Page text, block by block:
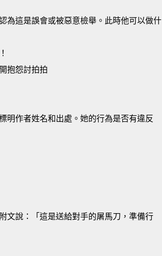
為這是誤會或被惡意檢舉。此時他可以做什
抱怨討拍拍
明作者姓名和出處。她的行為是否有違反
文說：「這是送給對手的屠馬刀，準備行